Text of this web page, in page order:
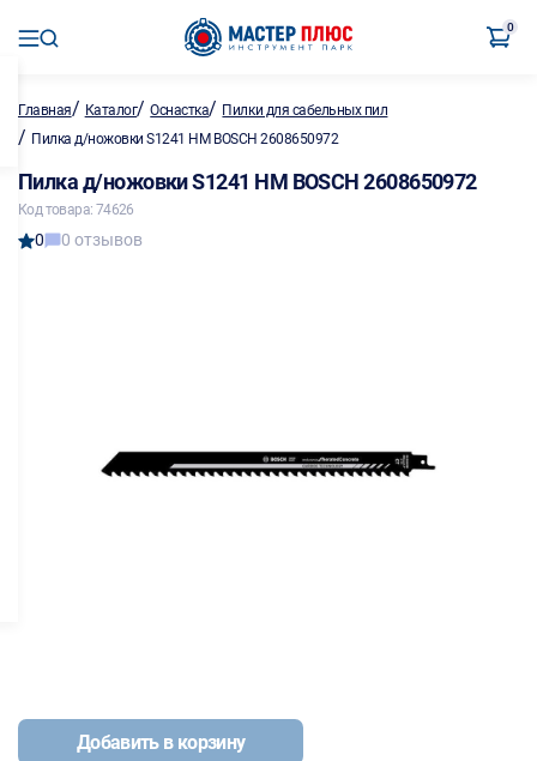
0
Главная/ Каталог/Оснастка/ Пилки для сабельных пил
/ Пилка д/ножовки S1241 HM BOSCH 2608650972
Пилка д/ножовки S1241 HM BOSCH 2608650972
Код товара: 74626
0 0 отзывов
Добавить в корзину